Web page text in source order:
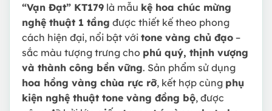
“Vạn Đạt” KT179 là mẫu kệ hoa chúc mừng
nghệ thuật 1 tầng được thiết kế theo phong
cách hiện đại, nổi bật với tone vàng chủ đạo –
sắc màu tượng trưng cho phú quý, thịnh vượng
và thành công bền vững. Sản phẩm sử dụng
hoa hồng vàng chùa rực rỡ, kết hợp cùng phụ
kiện nghệ thuật tone vàng đồng bộ, được